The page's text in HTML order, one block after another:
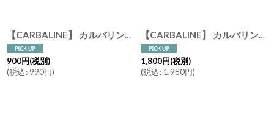
【CARBALINE】 カルバリン リフレッシュ ハンドジェル 60ml アルコール70％ 保湿成分配合
900円(税別)
(税込: 990円)
【CARBALINE】 カルバリン リフレッシュ ハンドジェル １２５ml アルコール70％ 保湿成分配合
1,800円(税別)
(税込: 1,980円)